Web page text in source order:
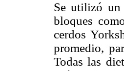
Se utilizó un
bloques
cerdos
promedio,
Todas las